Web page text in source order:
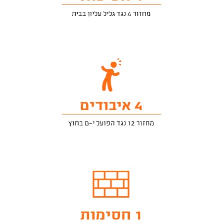
מחזור 4 נגד גליל עליון בבית
4 איבודים
מחזור 12 נגד הפועל י-ם בחוץ
1 חסימות